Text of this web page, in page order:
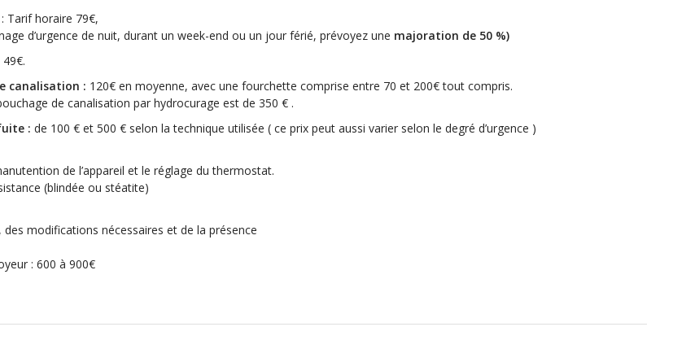
: Tarif horaire 79€,
d’urgence de nuit, durant un week-end ou un jour férié, prévoyez une majoration de 50 %)
49€.
canalisation : 120€ en moyenne, avec une fourchette comprise entre 70 et 200€ tout compris.
de canalisation par hydrocurage est de 350 € .
: de 100 € et 500 € selon la technique utilisée ( ce prix peut aussi varier selon le degré d’urgence )
de l’appareil et le réglage du thermostat.
(blindée ou stéatite)
modifications nécessaires et de la présence
: 600 à 900€